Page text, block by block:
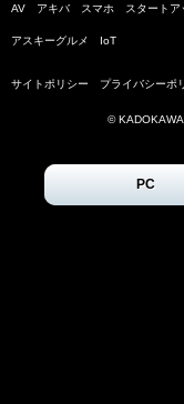
AV アキバ スマホ スタートア
アスキーグルメ IoT
サイトポリシー プライバシーポ
©
PC